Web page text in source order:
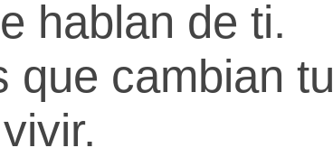
hablan de ti.
que cambian tu